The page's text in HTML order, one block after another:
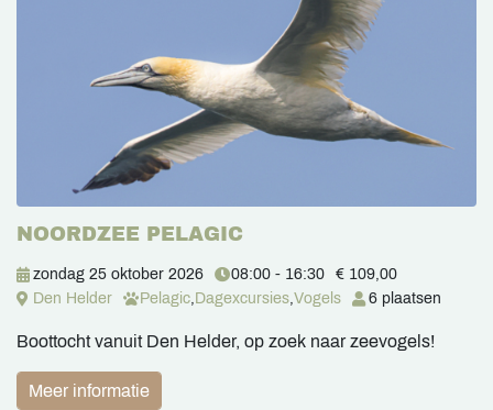
NOORDZEE PELAGIC
zondag 25 oktober 2026 08:00 - 16:30
€ 109,00
Den Helder
Pelagic, Dagexcursies,Vogels 6 plaatsen
Boottocht vanuit Den Helder, op zoek naar zeevogels!
Meer informatie